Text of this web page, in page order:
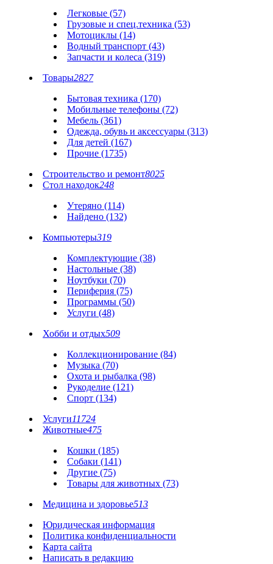
Легковые (57)
Грузовые и спец.техника (53)
Мотоциклы (14)
Водный транспорт (43)
Запчасти и колеса (319)
Товары2827
Бытовая техника (170)
Мобильные телефоны (72)
Мебель (361)
Одежда, обувь и аксессуары (313)
Для детей (167)
Прочие (1735)
Строительство и ремонт8025
Стол находок248
Утеряно (114)
Найдено (132)
Компьютеры319
Комплектующие (38)
Настольные (38)
Ноутбуки (70)
Периферия (75)
Программы (50)
Услуги (48)
Хобби и отдых509
Коллекционирование (84)
Музыка (70)
Охота и рыбалка (98)
Рукоделие (121)
Спорт (134)
Услуги11724
Животные475
Кошки (185)
Собаки (141)
Другие (75)
Товары для животных (73)
Медицина и здоровье513
Юридическая информация
Политика конфиденциальности
Карта сайта
Написать в редакцию